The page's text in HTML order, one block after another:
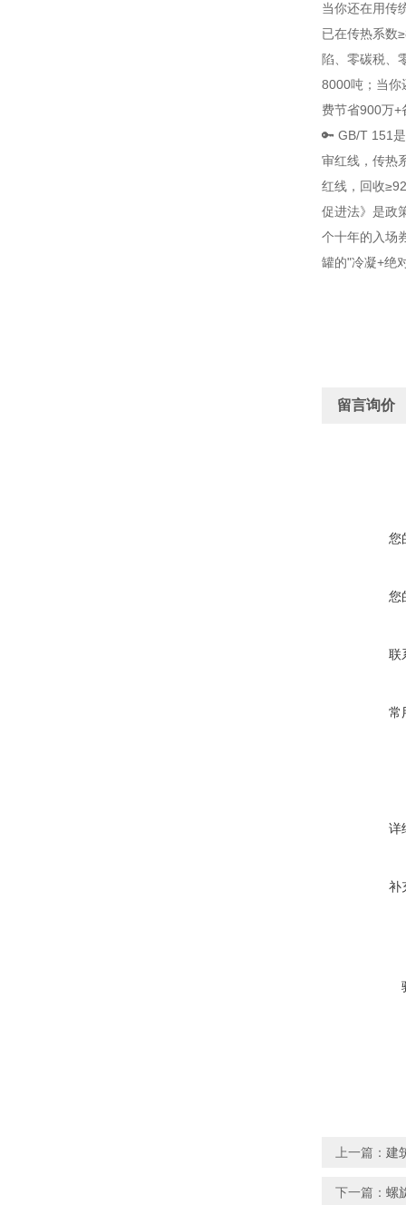
当你还在用传
已在传热系数
陷、零碳税、
8000吨；当
费节省900万+
🔑 GB/T 151
审红线，传热
红线，回收
促进法》是政
个十年的入场
罐的"冷凝+绝
留言询价
您
您
联
常
详
补
上一篇： 建
下一篇： 螺